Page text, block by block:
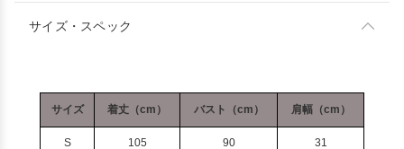
サイズ・スペック
サイズ 着丈（cm） バスト（cm） 肩幅（cm）
S 105 90 31